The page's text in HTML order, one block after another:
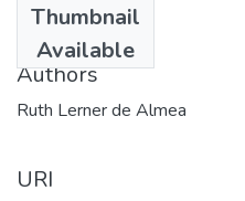
Thumbnail
Available
1978
Authors
Ruth Lerner de Almea
URI